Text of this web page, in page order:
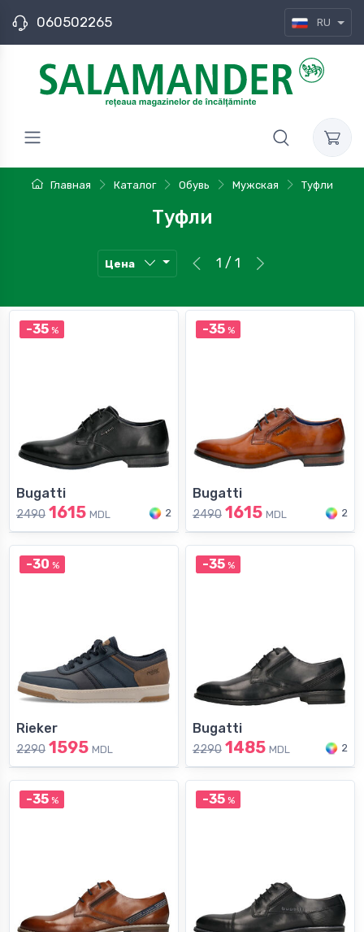
060502265 RU
Главная Каталог Обувь Мужская Туфли
Туфли
Цена 1 / 1
-35%
Bugatti
2490 1615 MDL 2
-35%
Bugatti
2490 1615 MDL 2
-30 %
Rieker
2290 1595 MDL
-35%
Bugatti
2290 1485 MDL 2
-35% -35%